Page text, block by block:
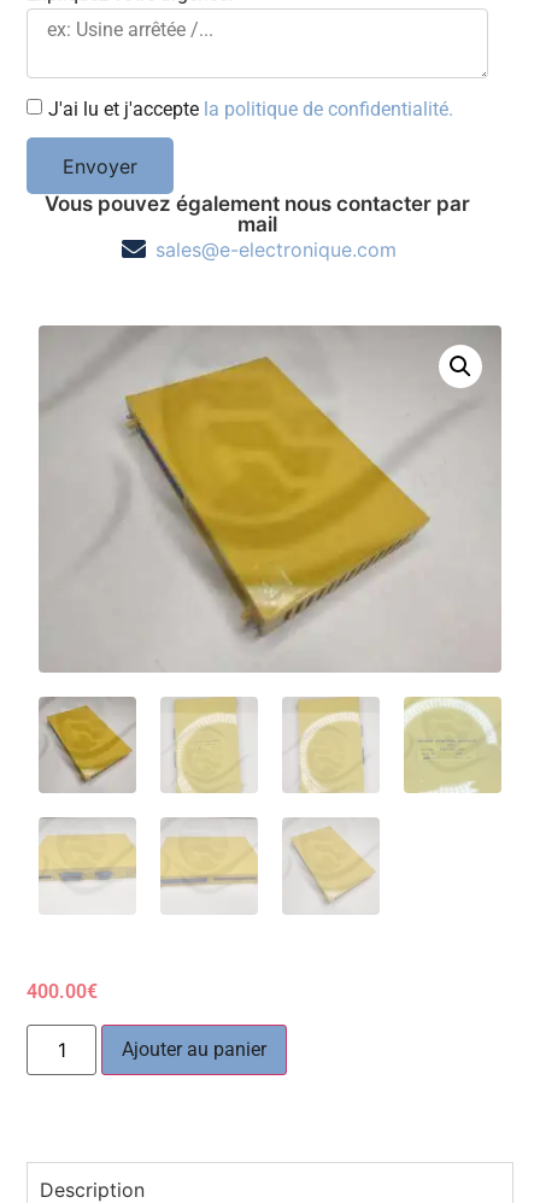
J'ai lu et j'accepte la politique de confidentialité.
Envoyer
Vous pouvez également nous contacter par
mail
sales@e-electronique.com
400.00€
Ajouter au panier
Description